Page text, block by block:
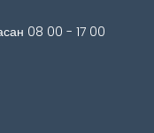
08 00 - 17 00